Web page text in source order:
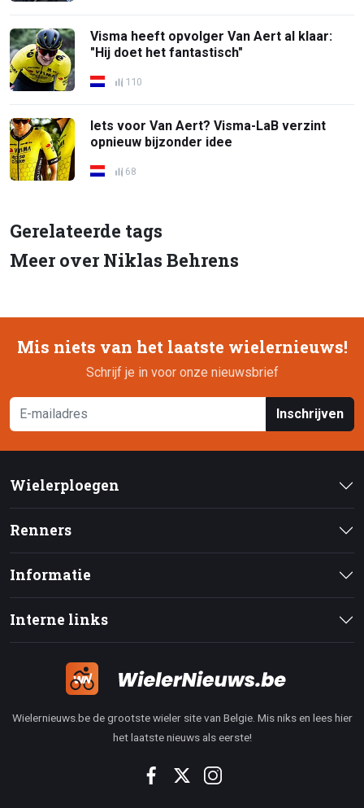
Visma heeft opvolger Van Aert al klaar:
"Hij doet het fantastisch"
110
Iets voor Van Aert? Visma-LaB verzint
opnieuw bijzonder idee
68
Gerelateerde tags
Meer over Niklas Behrens
Mis niets van het laatste wielernieuws!
Schrijf je in voor onze nieuwsbrief
Inschrijven
Wielerploegen
Renners
Informatie
Interne links
Wielernieuws.be de grootste wieler site van Belgie. Mis niks en lees hier
het laatste nieuws als eerste!